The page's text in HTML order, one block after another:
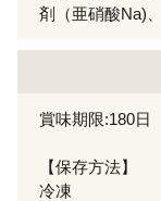
剤（亜硝酸Na)
賞味期限:180日
【保存方法】
冷凍